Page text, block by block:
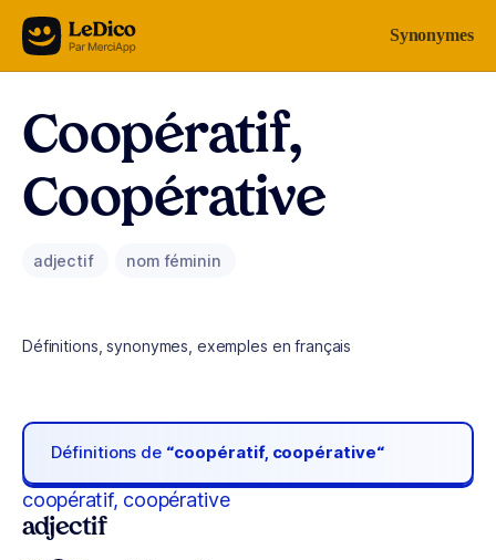
Aller au contenu Synonymes
Coopératif,
Coopérative
adjectif nom féminin
Définitions, synonymes, exemples en français
Définitions de “coopératif, coopérative“
coopératif, coopérative
adjectif